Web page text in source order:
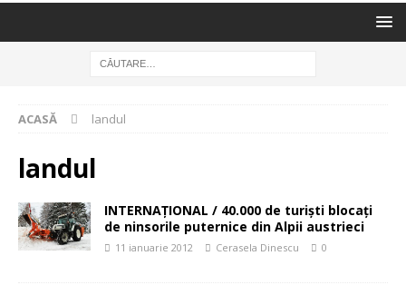
ACASĂ landul
landul
INTERNAŢIONAL / 40.000 de turişti blocaţi
de ninsorile puternice din Alpii austrieci
11 ianuarie 2012 Cerasela Dinescu 0